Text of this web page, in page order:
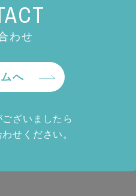
わせ
へ
ざいましたら
せください。